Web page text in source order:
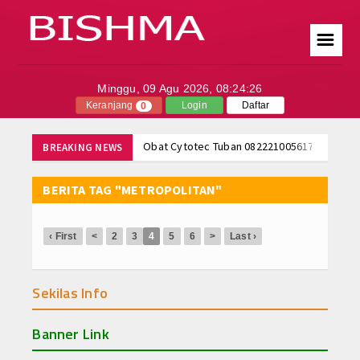
Index Berita
Tentang Kami
Berita
Politik
Portal Produk Cytotec
Tutorial
☰
Minggu, 09 Agu 2026, 08:24:26
Keranjang 0 Login Daftar
BREAKING NEWS
Obat Cytotec Tuban 082221005617 Jual
Obat Cytotec Surabaya 082221005617 Jual
Obat Cytotec Tangerang 082221005617
Obat Cytotec Solo 082221005617 Jual Obat
Obat Cytotec Semarang 082221005617
Obat Cytotec Samarinda 082221005617
Obat Cytotec Pontianak 082221005617 Jual
Obat Cytotec Tuban 082221005617 Jual
BERITA TAG "METROPOLITAN"
‹ First < 2 3 4 5 6 > Last ›
Sekilas Info
Banner Link